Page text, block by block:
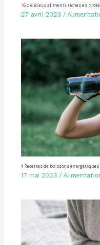
16 délicieux aliments riches en
27 avril 2023 /
4 Recettes de boissons
17 mai 2023 /